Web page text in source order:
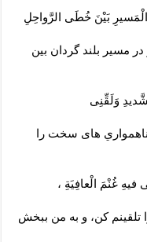
بَيْنَ خُطَى الرَّواحِلِ
مسير بلند گردان بين
وَلَقِّنِى
ناهمواري هاى سخت را
غُنْمَ الْعافِيَةِ ،
تلقينم كن، و به من ببخش